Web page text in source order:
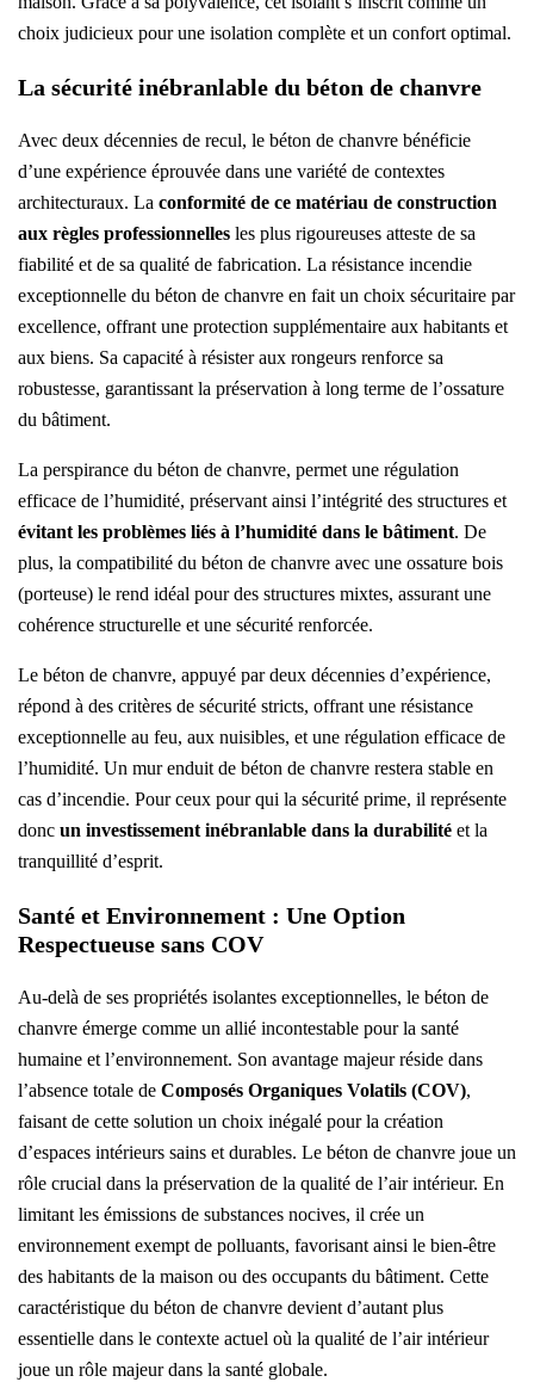
choix judicieux pour une isolation complète et un confort optimal.
La sécurité inébranlable du béton de chanvre
Avec deux décennies de recul, le béton de chanvre bénéficie
d’une expérience éprouvée dans une variété de contextes
architecturaux. La conformité de ce matériau de construction
aux règles professionnelles les plus rigoureuses atteste de sa
fiabilité et de sa qualité de fabrication. La résistance incendie
exceptionnelle du béton de chanvre en fait un choix sécuritaire par
excellence, offrant une protection supplémentaire aux habitants et
aux biens. Sa capacité à résister aux rongeurs renforce sa
robustesse, garantissant la préservation à long terme de l’ossature
du bâtiment.
La perspirance du béton de chanvre, permet une régulation
efficace de l’humidité, préservant ainsi l’intégrité des structures et
évitant les problèmes liés à l’humidité dans le bâtiment. De
plus, la compatibilité du béton de chanvre avec une ossature bois
(porteuse) le rend idéal pour des structures mixtes, assurant une
cohérence structurelle et une sécurité renforcée.
Le béton de chanvre, appuyé par deux décennies d’expérience,
répond à des critères de sécurité stricts, offrant une résistance
exceptionnelle au feu, aux nuisibles, et une régulation efficace de
l’humidité. Un mur enduit de béton de chanvre restera stable en
cas d’incendie. Pour ceux pour qui la sécurité prime, il représente
donc un investissement inébranlable dans la durabilité et la
tranquillité d’esprit.
Santé et Environnement : Une Option
Respectueuse sans COV​
Au-delà de ses propriétés isolantes exceptionnelles, le béton de
chanvre émerge comme un allié incontestable pour la santé
humaine et l’environnement. Son avantage majeur réside dans
l’absence totale de Composés Organiques Volatils (COV),
faisant de cette solution un choix inégalé pour la création
d’espaces intérieurs sains et durables. Le béton de chanvre joue un
rôle crucial dans la préservation de la qualité de l’air intérieur. En
limitant les émissions de substances nocives, il crée un
environnement exempt de polluants, favorisant ainsi le bien-être
des habitants de la maison ou des occupants du bâtiment. Cette
caractéristique du béton de chanvre devient d’autant plus
essentielle dans le contexte actuel où la qualité de l’air intérieur
joue un rôle majeur dans la santé globale.